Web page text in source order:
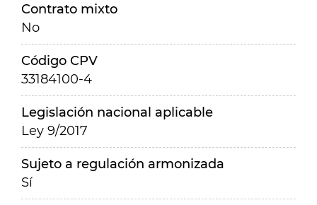
Contrato mixto
No
Código CPV
33184100-4
Legislación nacional aplicable
Ley 9/2017
Sujeto a regulación armonizada
Sí